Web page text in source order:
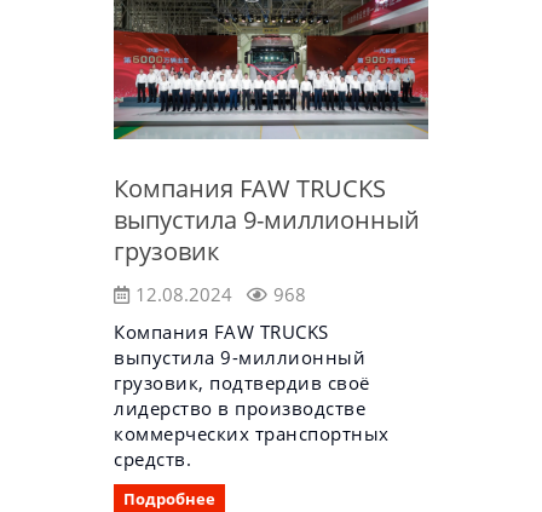
Компания FAW TRUCKS
выпустила 9-миллионный
грузовик
12.08.2024
968
Компания FAW TRUCKS
выпустила 9-миллионный
грузовик, подтвердив своё
лидерство в производстве
коммерческих транспортных
средств.
Подробнее